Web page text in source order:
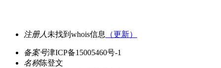
注册人 未找到whois信息 （更新）
备案号津ICP备15005460号-1
名称陈登文